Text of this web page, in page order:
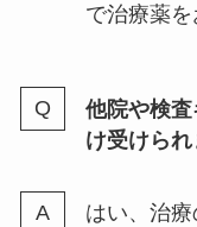
で治療薬を
他院や検
け受けられ
はい、治